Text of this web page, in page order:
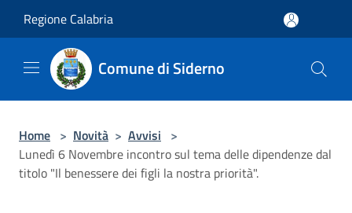
Regione Calabria
Comune di Siderno
Home > Novità > Avvisi >
Lunedì 6 Novembre incontro sul tema delle dipendenze dal
titolo "Il benessere dei figli la nostra priorità".